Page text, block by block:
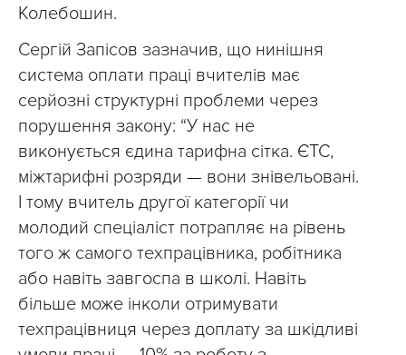
Колебошин.
Сергій Запісов зазначив, що нинішня
система оплати праці вчителів має
серйозні структурні проблеми через
порушення закону: “У нас не
виконується єдина тарифна сітка. ЄТС,
міжтарифні розряди — вони знівельовані.
І тому вчитель другої категорії чи
молодий спеціаліст потрапляє на рівень
того ж самого техпрацівника, робітника
або навіть завгоспа в школі. Навіть
більше може інколи отримувати
техпрацівниця через доплату за шкідливі